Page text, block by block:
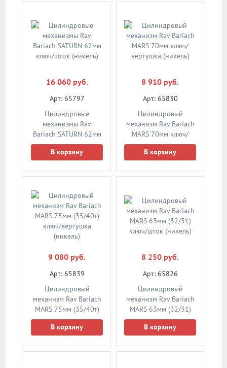
16 060 руб.
Арт: 65797
Цилиндровые
механизмы Rav
Bariach SATURN 62мм
ключ/шток (никель)
В корзину
8 910 руб.
Арт: 65830
Цилиндровый
механизм Rav Bariach
MARS 70мм ключ/
вертушка (никель)
В корзину
9 080 руб.
Арт: 65839
Цилиндровый
механизм Rav Bariach
MARS 75мм (35/40т)
ключ/вертушка
(никель)
В корзину
8 250 руб.
Арт: 65826
Цилиндровый
механизм Rav Bariach
MARS 63мм (32/31)
ключ/шток (никель)
В корзину